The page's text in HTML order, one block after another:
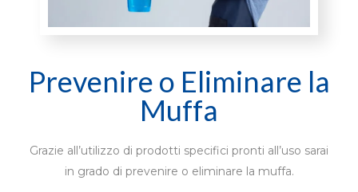
Prevenire o Eliminare la
Muffa
Grazie all’utilizzo di prodotti specifici pronti all’uso sarai
in grado di prevenire o eliminare la muffa.